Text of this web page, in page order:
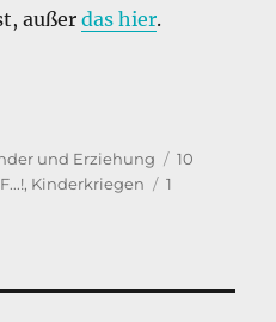
außerdas hier.
und Erziehung
10
F...!, Kinderkriegen
1